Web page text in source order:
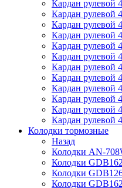
Кардан рулевой
Кардан рулевой
Кардан рулевой
Кардан рулевой
Кардан рулевой
Кардан рулевой
Кардан рулевой
Кардан рулевой
Кардан рулевой
Кардан рулевой
Кардан рулевой
Кардан рулевой
Колодки тормозные
Назад
Колодки AN-
Колодки
Колодки
Колодки